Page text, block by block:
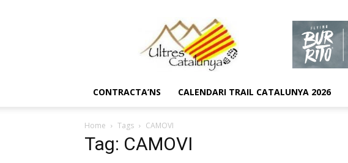
CONTRACTA’NS CALENDARI TRAIL CATALUNYA 2026
Home Tags CAMOVI
Tag: CAMOVI